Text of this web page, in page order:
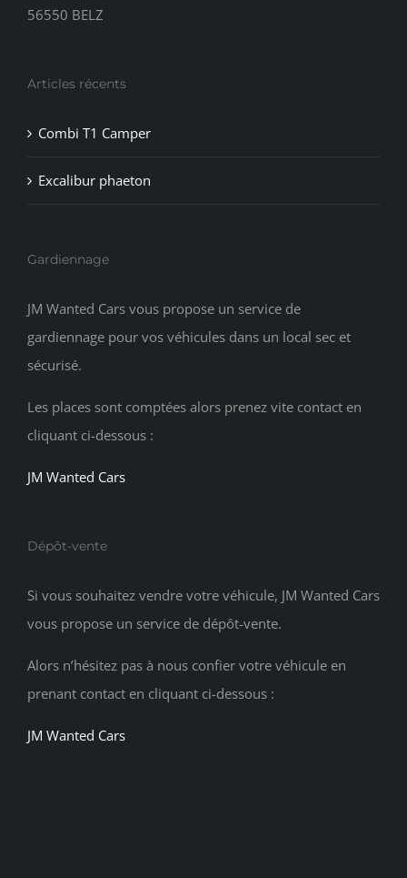
56550 BELZ
Articles récents
Combi T1 Camper
Excalibur phaeton
Gardiennage
JM Wanted Cars vous propose un service de
gardiennage pour vos véhicules dans un local sec et
sécurisé.
Les places sont comptées alors prenez vite contact en
cliquant ci-dessous :
JM Wanted Cars
Dépôt-vente
Si vous souhaitez vendre votre véhicule, JM Wanted Cars
vous propose un service de dépôt-vente.
Alors n’hésitez pas à nous confier votre véhicule en
prenant contact en cliquant ci-dessous :
JM Wanted Cars